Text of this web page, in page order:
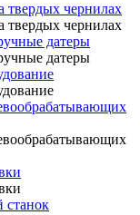
твердых чернилах
твердых чернилах
датеры
датеры
станок